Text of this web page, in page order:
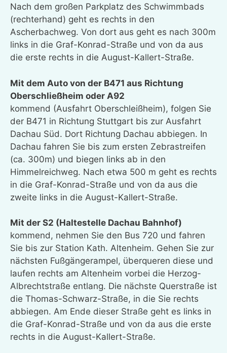
Nach dem großen Parkplatz des Schwimmbads
(rechterhand) geht es rechts in den
Ascherbachweg. Von dort aus geht es nach 300m
links in die Graf-Konrad-Straße und von da aus
die erste rechts in die August-Kallert-Straße.
Mit dem Auto von der B471 aus Richtung
Oberschließheim oder A92
kommend (Ausfahrt Oberschleißheim), folgen Sie
der B471 in Richtung Stuttgart bis zur Ausfahrt
Dachau Süd. Dort Richtung Dachau abbiegen. In
Dachau fahren Sie bis zum ersten Zebrastreifen
(ca. 300m) und biegen links ab in den
Himmelreichweg. Nach etwa 500 m geht es rechts
in die Graf-Konrad-Straße und von da aus die
zweite links in die August-Kallert-Straße.
Mit der S2 (Haltestelle Dachau Bahnhof)
kommend, nehmen Sie den Bus 720 und fahren
Sie bis zur Station Kath. Altenheim. Gehen Sie zur
nächsten Fußgängerampel, überqueren diese und
laufen rechts am Altenheim vorbei die Herzog-
Albrechtstraße entlang. Die nächste Querstraße ist
die Thomas-Schwarz-Straße, in die Sie rechts
abbiegen. Am Ende dieser Straße geht es links in
die Graf-Konrad-Straße und von da aus die erste
rechts in die August-Kallert-Straße.